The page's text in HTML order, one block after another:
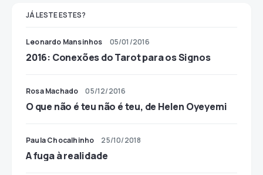
JÁ LESTE ESTES?
Leonardo Mansinhos 05/01/2016
2016: Conexões do Tarot para os Signos
Rosa Machado 05/12/2016
O que não é teu não é teu, de Helen Oyeyemi
Paula Chocalhinho 25/10/2018
A fuga à realidade